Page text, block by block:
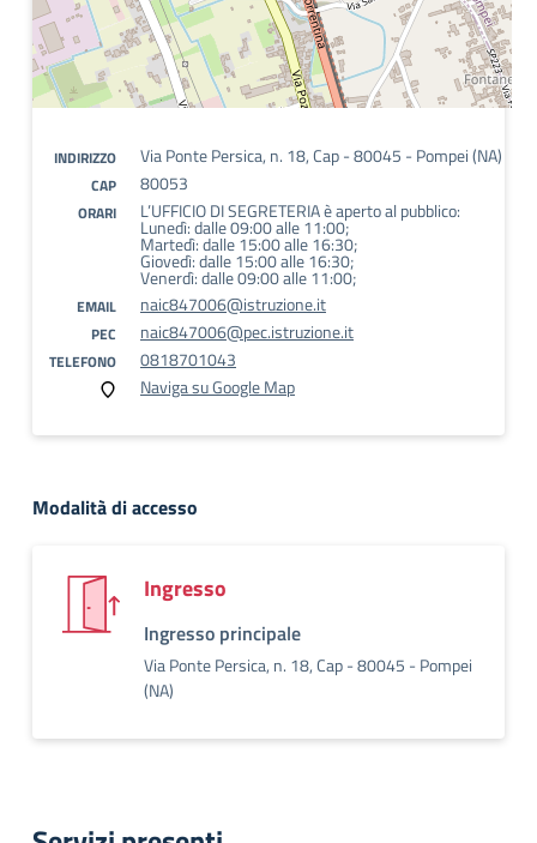
INDIRIZZO Via Ponte Persica, n. 18, Cap - 80045 - Pompei (NA)
CAP 80053
ORARI L’UFFICIO DI SEGRETERIA è aperto al pubblico:
Lunedì: dalle 09:00 alle 11:00;
Martedì: dalle 15:00 alle 16:30;
Giovedì: dalle 15:00 alle 16:30;
Venerdì: dalle 09:00 alle 11:00;
EMAIL naic847006@istruzione.it
PEC naic847006@pec.istruzione.it
TELEFONO
0818701043
Naviga su Google Map
Modalità di accesso
Ingresso
Ingresso principale
Via Ponte Persica, n. 18, Cap - 80045 - Pompei
(NA)